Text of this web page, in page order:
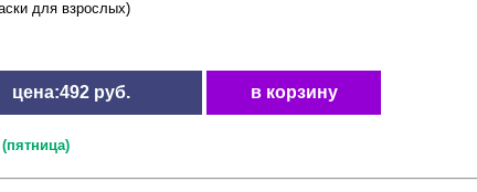
для взрослых)
цена:492 руб. в корзину